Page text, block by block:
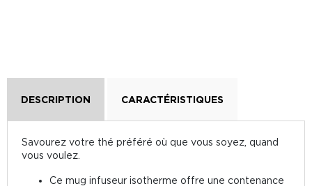
DESCRIPTION CARACTÉRISTIQUES
Savourez votre thé préféré où que vous soyez, quand
vous voulez.
Ce mug infuseur isotherme offre une contenance